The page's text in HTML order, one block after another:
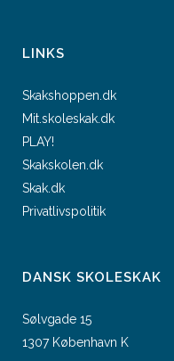
LINKS
Skakshoppen.dk
Mit.skoleskak.dk
PLAY!
Skakskolen.dk
Skak.dk
Privatlivspolitik
DANSK SKOLESKAK
Sølvgade 15
1307 København K